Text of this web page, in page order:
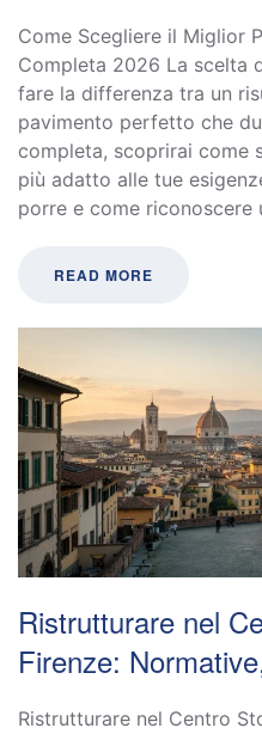
Come Scegliere il Miglior
Completa 2026 La scelta
fare la differenza tra un
pavimento perfetto che
completa, scoprirai come
più adatto alle tue
porre e come
READ MORE
Ristrutturare nel
Firenze:
Ristrutturare nel Centro